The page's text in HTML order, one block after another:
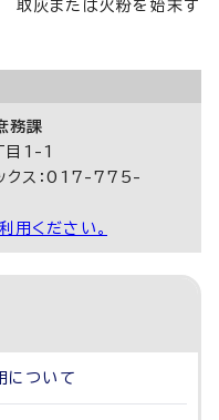
灰または火粉を始末す
務課
1-1
ス：017-775-
用ください。
について